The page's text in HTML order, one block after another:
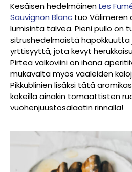
Kesäisen hedelmäinenLes
Sauvignon Blanc tuo Välimeren
lumisinta talvea. Pieni pullo on
sitrushedelmäistä
yrttisyyttä, jota kevyt
Pirteä valkoviini on ihana
mukavalta myös vaaleiden
Pikkublinien lisäksi tätä
kokeilla ainakin tomaattisten
vuohenjuustosalaatin rinnalla!